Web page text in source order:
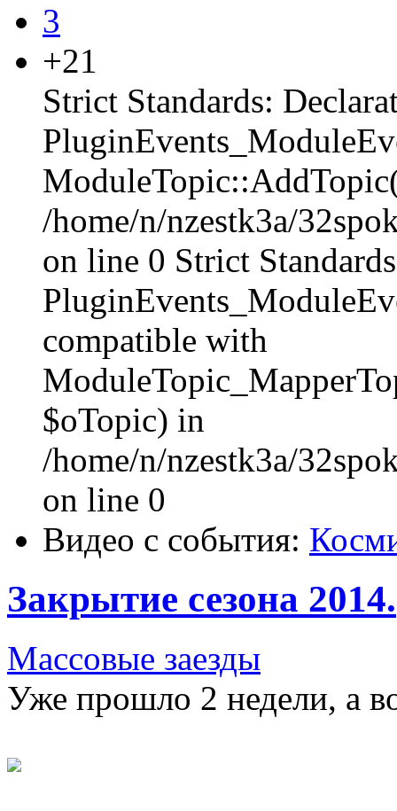
3
+21
Strict Standards:
/home/n/nzestk3a/
on line 0 Strict
compatible with
$oTopic) in
/home/n/nzestk3a/
on line 0
Видео с события:
Закрытие сезона 2014.
Массовые заезды
Уже прошло 2 недели, а